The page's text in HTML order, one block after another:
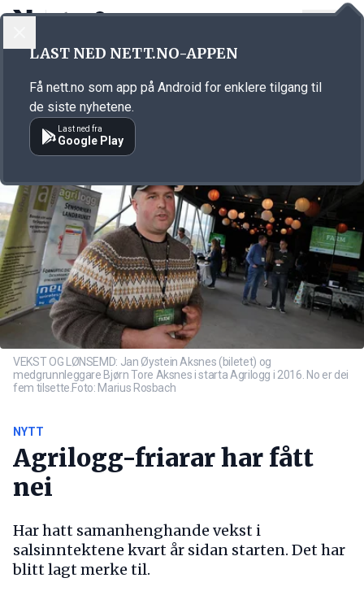
Annonsørinnhold
VEKST OG LØNSEMD: Jan Øystein Aksnes (biletet) og
medgrunnleggare Bjørn Tore Aksnes i starta Agrilogg i 2016. No er dei
fem tilsette.Foto: Marius Rosbach
NYTT
Agrilogg-friarar har fått
nei
Har hatt samanhenghande vekst i
salsinntektene kvart år sidan starten. Det har
blitt lagt merke til.
LAST NED NETT.NO-APPEN
Få nett.no som app på Android for enklere tilgang til
de siste nyhetene.
Last ned fra
Google Play